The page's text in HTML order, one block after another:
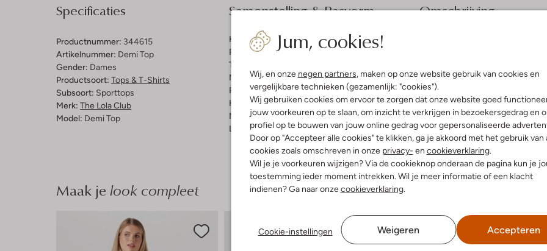
Jum, cookies!
Wij, en onze negen partners, maken op onze website gebruik van cookies en
vergelijkbare technieken (gezamenlijk: "cookies").
Wij gebruiken cookies om ervoor te zorgen dat onze website goed
jouw voorkeuren op te slaan, om inzicht te verkrijgen in bezoekersgedrag en
profiel op te bouwen van jouw online gedrag voor gepersonaliseerde
Door op "Accepteer alle cookies" te klikken, ga je akkoord met het gebruik van
cookies zoals omschreven in onze privacy- en cookieverklaring.
Wil je je voorkeuren wijzigen? Via de cookieknop onderaan de pagina kun je
toestemming ieder moment intrekken. Wil je meer informatie of een klacht
indienen? Ga naar onzecookieverklaring.
Cookie-instellingen Weigeren Accepteren
Specificaties
Productnummer: 344615
Artikelnummer: Demi Top
Gender: Dames
Productsoort: Tops & T-Shirts
Subsoort: Sporttops
Merk: The Lola Club
Model: Demi Top
Samenstelling & Pasvorm
Kleur:Bruin
Patroon:Effen
Trends:
Materiaal:Polyester
Pasvorm:Aansluitend
Halslijn:Opstaande Kraag
Mouwlengte:Lange Mouw
Lengte:Kort
Omschrijving
Ontdek de veelzijdigheid van de
perfect voor de herfst- en
het park of een knusse avond
gebreide sjaal en je favoriete
en de warme kleur maken deze
paar stoere laarzen toe en je
Maak je look compleet